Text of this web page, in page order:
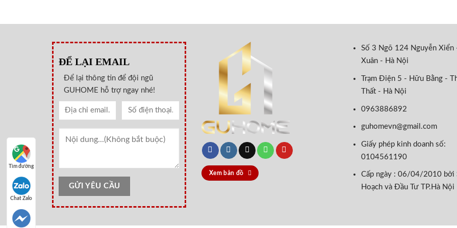
ĐỂ LẠI EMAIL
Để lại thông tin để đội ngũ
GUHOME hỗ trợ ngay nhé!
Xem bản đồ
Số 3 Ngõ 124 Nguyễn Xiển
Xuân - Hà Nội
Trạm Điện 5 - Hữu Bằng -
Thất - Hà Nội
0963886892
guhomevn@gmail.com
Giấy phép kinh doanh số:
0104561190
Cấp ngày : 06/04/2010 bởi
Hoạch và Đầu Tư TP.Hà Nội
Tìm đường
Chat Zalo